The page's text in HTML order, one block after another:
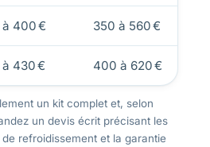
400 € 350 à 560 €
430 € 400 à 620 €
un kit complet et, selon
un devis écrit précisant les
refroidissement et la garantie